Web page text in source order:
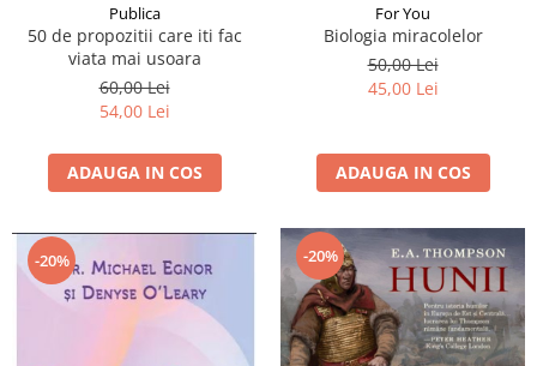
Publica
50 de propozitii care iti fac
viata mai usoara
60,00 Lei
54,00 Lei
ADAUGA IN COS
For You
Biologia miracolelor
50,00 Lei
45,00 Lei
ADAUGA IN COS
-20% -20%